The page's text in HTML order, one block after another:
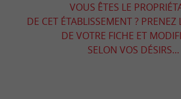
VOUS ÊTES LE
DE CET ÉTABLISSEMENT ? PRENEZ
DE VOTRE FICHE ET
SELON VOS DÉSIRS...